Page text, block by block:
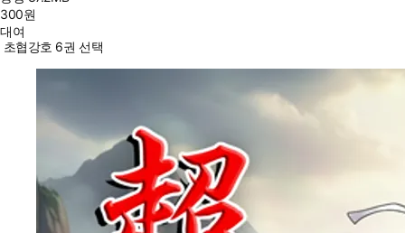
300원
대여
초협강호 6권 선택